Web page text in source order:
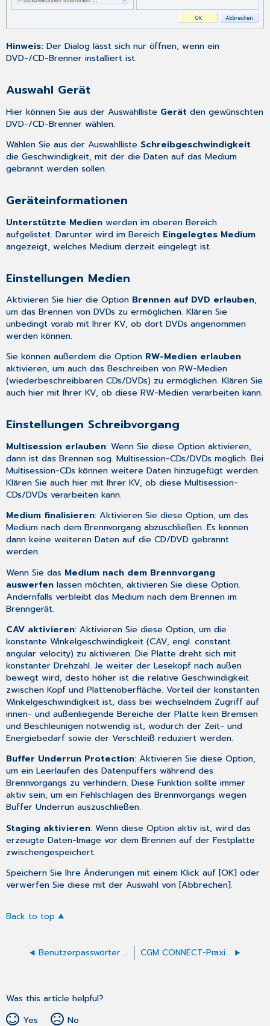
Hinweis:Der Dialog lässt sich nur öffnen, wenn ein
DVD-/CD-Brenner installiert ist.
Auswahl Gerät
Hier können Sie aus der Auswahlliste Gerät den gewünschten
DVD-/CD-Brenner wählen.
Wählen Sie aus der Auswahlliste Schreibgeschwindigkeit
die Geschwindigkeit, mit der die Daten auf das Medium
gebrannt werden sollen.
Geräteinformationen
Unterstützte Medien werden im oberen Bereich
aufgelistet. Darunter wird im Bereich Eingelegtes Medium
angezeigt, welches Medium derzeit eingelegt ist.
Einstellungen Medien
Aktivieren Sie hier die Option Brennen auf DVD erlauben,
um das Brennen von DVDs zu ermöglichen. Klären Sie
unbedingt vorab mit Ihrer KV, ob dort DVDs angenommen
werden können.
Sie können außerdem die Option RW-Medien erlauben
aktivieren, um auch das Beschreiben von RW-Medien
(wiederbeschreibbaren CDs/DVDs) zu ermöglichen. Klären Sie
auch hier mit Ihrer KV, ob diese RW-Medien verarbeiten kann.
Einstellungen Schreibvorgang
Multisession erlauben: Wenn Sie diese Option aktivieren,
dann ist das Brennen sog. Multisession-CDs/DVDs möglich. Bei
Multisession-CDs können weitere Daten hinzugefügt werden.
Klären Sie auch hier mit Ihrer KV, ob diese Multisession-
CDs/DVDs verarbeiten kann.
Medium finalisieren: Aktivieren Sie diese Option, um das
Medium nach dem Brennvorgang abzuschließen. Es können
dann keine weiteren Daten auf die CD/DVD gebrannt
werden.
Wenn Sie das Medium nach dem Brennvorgang
auswerfen lassen möchten, aktivieren Sie diese Option.
Andernfalls verbleibt das Medium nach dem Brennen im
Brenngerät.
CAV aktivieren: Aktivieren Sie diese Option, um die
konstante Winkelgeschwindigkeit (CAV, engl. constant
angular velocity) zu aktivieren. Die Platte dreht sich mit
konstanter Drehzahl. Je weiter der Lesekopf nach außen
bewegt wird, desto höher ist die relative Geschwindigkeit
zwischen Kopf und Plattenoberfläche. Vorteil der konstanten
Winkelgeschwindigkeit ist, dass bei wechselndem Zugriff auf
innen- und außenliegende Bereiche der Platte kein Bremsen
und Beschleunigen notwendig ist, wodurch der Zeit- und
Energiebedarf sowie der Verschleiß reduziert werden.
Buffer Underrun Protection: Aktivieren Sie diese Option,
um ein Leerlaufen des Datenpuffers während des
Brennvorgangs zu verhindern. Diese Funktion sollte immer
aktiv sein, um ein Fehlschlagen des Brennvorgangs wegen
Buffer Underrun auszuschließen.
Staging aktivieren: Wenn diese Option aktiv ist, wird das
erzeugte Daten-Image vor dem Brennen auf der Festplatte
zwischengespeichert.
Speichern Sie Ihre Änderungen mit einem Klick auf [OK] oder
verwerfen Sie diese mit der Auswahl von [Abbrechen].
Back to top
Benutzerpasswörter ändern CGM CONNECT-Praxisärzte
Was this article helpful?
Yes
No